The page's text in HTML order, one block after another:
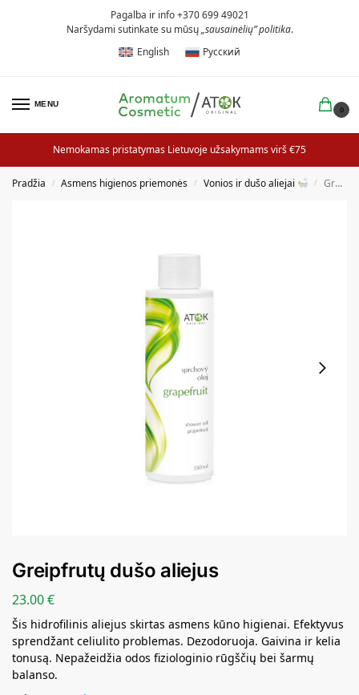
Pagalba ir info +370 699 49021
Naršydami sutinkate su mūsų„sausainėlių” politika.
English
Русский
MENU
0
Nemokamas pristatymas Lietuvoje užsakymams virš €75
Pradžia / Asmens higienos priemonės / Vonios ir dušo aliejai / Greipfrutų dušo aliejus
Greipfrutų dušo aliejus
23.00€
Šis hidrofilinis aliejus skirtas asmens kūno higienai. Efektyvus
sprendžant celiulito problemas. Dezodoruoja. Gaivina ir kelia
tonusą. Nepažeidžia odos fiziologinio rūgščių bei šarmų
balanso.